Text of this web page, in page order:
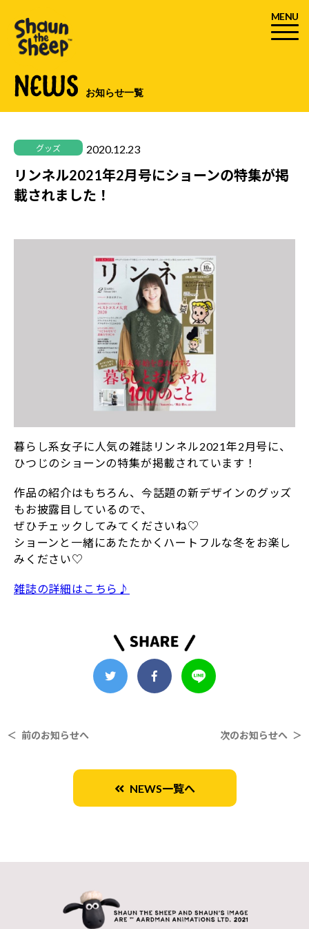
MENU
NEWS お知らせ一覧
グッズ 2020.12.23
リンネル2021年2月号にショーンの特集が掲
載されました！
暮らし系女子に人気の雑誌リンネル2021年2月号に、
ひつじのショーンの特集が掲載されています！
作品の紹介はもちろん、今話題の新デザインのグッズ
もお披露目しているので、
ぜひチェックしてみてくださいね♡
ショーンと一緒にあたたかくハートフルな冬をお楽し
みください♡
雑誌の詳細はこちら♪
＜ 前のお知らせへ 次のお知らせへ ＞
NEWS一覧へ